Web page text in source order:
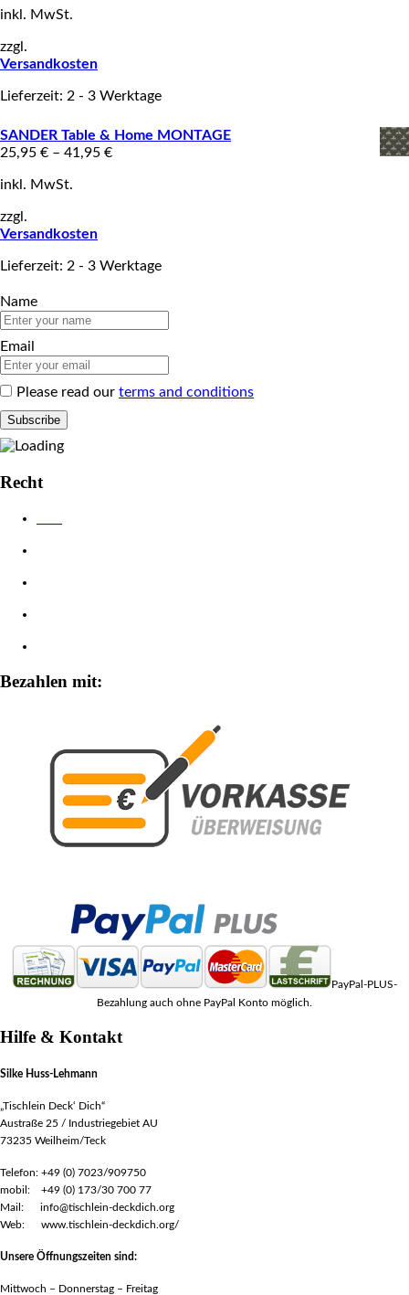
inkl. MwSt.
zzgl.
Versandkosten
Lieferzeit: 2 - 3 Werktage
SANDER Table & Home MONTAGE
25,95 € – 41,95 €
inkl. MwSt.
zzgl.
Versandkosten
Lieferzeit: 2 - 3 Werktage
Name
Email
Please read our terms and conditions
Recht
Bezahlen mit:
PayPal-PLUS-
Bezahlung auch ohne PayPal Konto möglich.
Hilfe & Kontakt
Silke Huss-Lehmann
„Tischlein Deck‘ Dich“
Austraße 25 / Industriegebiet AU
73235 Weilheim/Teck
Telefon: +49 (0) 7023/909750
mobil: +49 (0) 173/30 700 77
Mail: info@tischlein-deckdich.org
Web: www.tischlein-deckdich.org/
Unsere Öffnungszeiten sind:
Mittwoch – Donnerstag – Freitag